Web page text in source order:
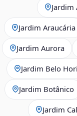
Jardim
Jardim Araucária
Jardim Aurora
Jardim Belo
Jardim Botânico
Jardim